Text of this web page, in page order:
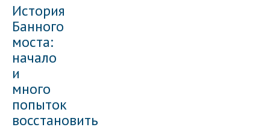
История
Банного
моста:
начало
и
много
попыток
восстановить